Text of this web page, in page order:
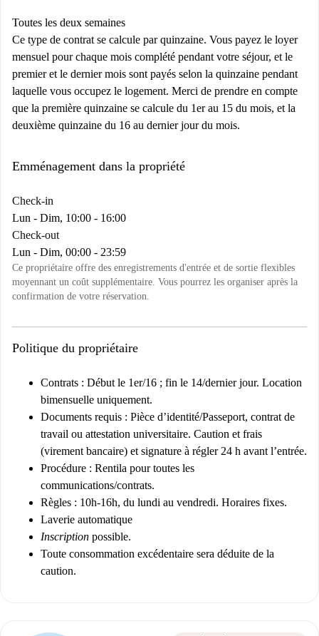
Toutes les deux semaines
Ce type de contrat se calcule par quinzaine. Vous payez le loyer
mensuel pour chaque mois complété pendant votre séjour, et le
premier et le dernier mois sont payés selon la quinzaine pendant
laquelle vous occupez le logement. Merci de prendre en compte
que la première quinzaine se calcule du 1er au 15 du mois, et la
deuxième quinzaine du 16 au dernier jour du mois.
Emménagement dans la propriété
Check-in
Lun - Dim, 10:00 - 16:00
Check-out
Lun - Dim, 00:00 - 23:59
Ce propriétaire offre des enregistrements d'entrée et de sortie flexibles
moyennant un coût supplémentaire. Vous pourrez les organiser après la
confirmation de votre réservation.
Politique du propriétaire
Contrats : Début le 1er/16 ; fin le 14/dernier jour. Location
bimensuelle uniquement.
Documents requis : Pièce d’identité/Passeport, contrat de
travail ou attestation universitaire. Caution et frais
(virement bancaire) et signature à régler 24 h avant l’entrée.
Procédure : Rentila pour toutes les
communications/contrats.
Règles : 10h-16h, du lundi au vendredi. Horaires fixes.
Laverie automatique
Inscription possible.
Toute consommation excédentaire sera déduite de la
caution.